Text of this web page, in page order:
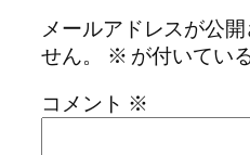
メールアドレスが公
せん。
※ が付いてい
コメント ※